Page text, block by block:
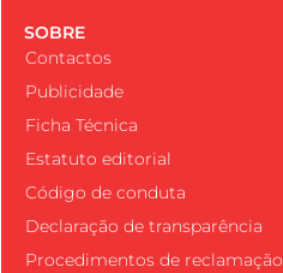
SOBRE
Contactos
Publicidade
Ficha Técnica
Estatuto editorial
Código de conduta
Declaração de transparência
Procedimentos de reclamação